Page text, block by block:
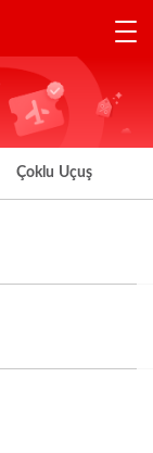
Çoklu Uçuş